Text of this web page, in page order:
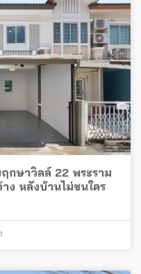
กษาวิลล์ 22 พระราม
ง หลังบ้านไม่ชนใคร